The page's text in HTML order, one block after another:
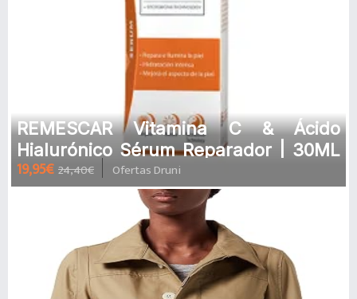
REMESCAR Vitamina C & Ácido
Hialurónico Sérum Reparador | 30ML
Sérum reparador
19,95€ 24,40€ Ofertas Druni